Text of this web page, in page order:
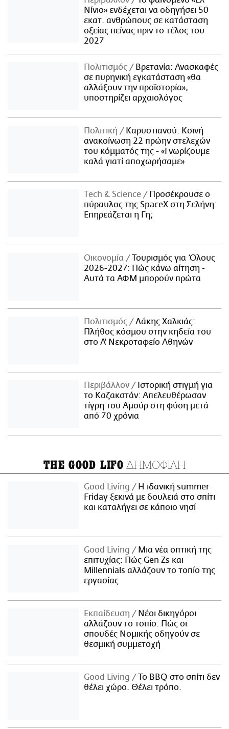
Νίνιο» ενδέχεται να οδηγήσει 50
εκατ. ανθρώπους σε κατάσταση
οξείας πείνας πριν το τέλος του
2027
Πολιτισμός
Βρετανία: Ανασκαφές
σε πυρηνική εγκατάσταση «θα
αλλάξουν την προϊστορία»,
υποστηρίζει αρχαιολόγος
Πολιτική
Καρυστιανού: Κοινή
ανακοίνωση 22 πρώην στελεχών
του κόμματός της - «Γνωρίζουμε
καλά γιατί αποχωρήσαμε»
Τech & Science
Προσέκρουσε ο
πύραυλος της SpaceX στη Σελήνη:
Επηρεάζεται η Γη;
Οικονομία
Τουρισμός για Όλους
2026-2027: Πώς κάνω αίτηση -
Αυτά τα ΑΦΜ μπορούν πρώτα
Πολιτισμός
Λάκης Χαλκιάς:
Πλήθος κόσμου στην κηδεία του
στο Α' Νεκροταφείο Αθηνών
Περιβάλλον
Ιστορική στιγμή για
το Καζακστάν: Απελευθέρωσαν
τίγρη του Αμούρ στη φύση μετά
από 70 χρόνια
THE GOOD LIFO ΔΗΜΟΦΙΛΗ
Good Living
Η ιδανική summer
Friday ξεκινά με δουλειά στο σπίτι
και καταλήγει σε κάποιο νησί
Good Living
Μια νέα οπτική της
επιτυχίας: Πώς Gen Zs και
Millennials αλλάζουν το τοπίο της
εργασίας
Εκπαίδευση
Νέοι δικηγόροι
αλλάζουν το τοπίο: Πώς οι
σπουδές Νομικής οδηγούν σε
θεσμική συμμετοχή
Good Living
Το BBQ στο σπίτι δεν
θέλει χώρο. Θέλει τρόπο.